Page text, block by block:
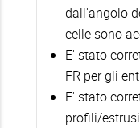
dall'angolo
celle sono
E' stato
FR per gli
E' stato
profili/